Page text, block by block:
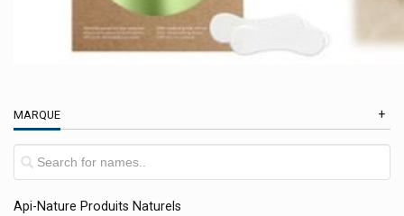
MARQUE
Alpine Bouchons D'oreille
Anaca3 Produits Minceur
Antihydral
Antistax
Api-Nature Produits Naturels